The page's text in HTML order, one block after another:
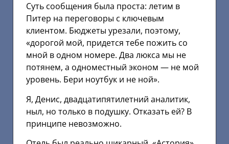
Суть сообщения была проста: летим в
Питер на переговоры с ключевым
клиентом. Бюджеты урезали, поэтому,
«дорогой мой, придется тебе пожить со
мной в одном номере. Два люкса мы не
потянем, а одноместный эконом — не мой
уровень. Бери ноутбук и не ной».
Я, Денис, двадцатипятилетний аналитик,
ныл, но только в подушку. Отказать ей? В
принципе невозможно.